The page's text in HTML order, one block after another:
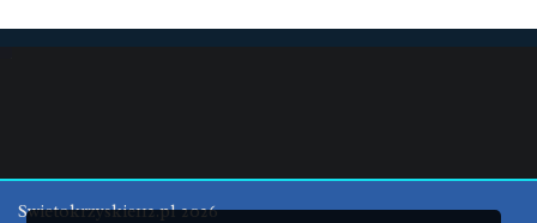
Swietokrzyskie112.pl 2026